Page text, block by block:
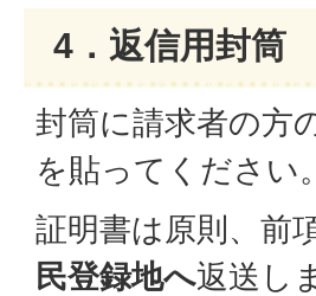
4．返信用封筒
封筒に請求者の方
を貼ってください。
証明書は原則、前
民登録地へ返送し